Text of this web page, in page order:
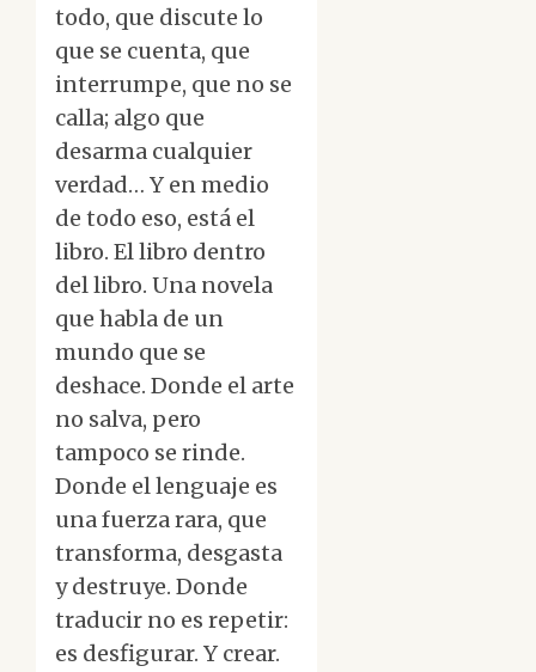
todo, que discute lo
que se cuenta, que
interrumpe, que no se
calla; algo que
desarma cualquier
verdad… Y en medio
de todo eso, está el
libro. El libro dentro
del libro. Una novela
que habla de un
mundo que se
deshace. Donde el arte
no salva, pero
tampoco se rinde.
Donde el lenguaje es
una fuerza rara, que
transforma, desgasta
y destruye. Donde
traducir no es repetir:
es desfigurar. Y crear.